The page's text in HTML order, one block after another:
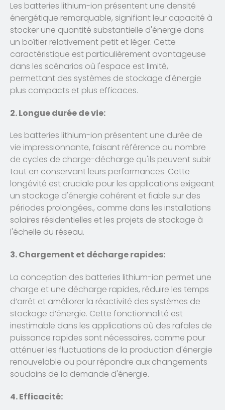
Les batteries lithium-ion présentent une densité
énergétique remarquable, signifiant leur capacité à
stocker une quantité substantielle d'énergie dans
un boîtier relativement petit et léger. Cette
caractéristique est particulièrement avantageuse
dans les scénarios où l'espace est limité,
permettant des systèmes de stockage d'énergie
plus compacts et plus efficaces.
2. Longue durée de vie:
Les batteries lithium-ion présentent une durée de
vie impressionnante, faisant référence au nombre
de cycles de charge-décharge qu'ils peuvent subir
tout en conservant leurs performances. Cette
longévité est cruciale pour les applications exigeant
un stockage d'énergie cohérent et fiable sur des
périodes prolongées., comme dans les installations
solaires résidentielles et les projets de stockage à
l'échelle du réseau.
3. Chargement et décharge rapides:
La conception des batteries lithium-ion permet une
charge et une décharge rapides, réduire les temps
d’arrêt et améliorer la réactivité des systèmes de
stockage d’énergie. Cette fonctionnalité est
inestimable dans les applications où des rafales de
puissance rapides sont nécessaires, comme pour
atténuer les fluctuations de la production d'énergie
renouvelable ou pour répondre aux changements
soudains de la demande d'énergie.
4. Efficacité: